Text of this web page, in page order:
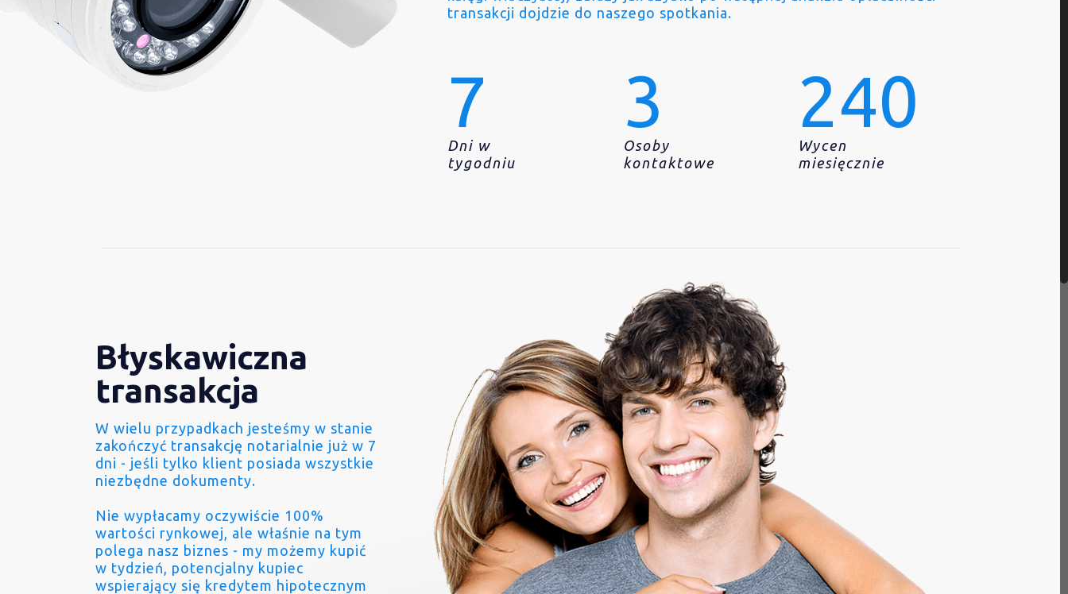
transakcji dojdzie do naszego spotkania.
7
Dni w
tygodniu
3
Osoby
kontaktowe
240
Wycen
miesięcznie
Błyskawiczna
transakcja
W wielu przypadkach jesteśmy w stanie
zakończyć transakcję notarialnie już w 7
dni - jeśli tylko klient posiada wszystkie
niezbędne dokumenty.
Nie wypłacamy oczywiście 100%
wartości rynkowej, ale właśnie na tym
polega nasz biznes - my możemy kupić
w tydzień, potencjalny kupiec
wspierający się kredytem hipotecznym